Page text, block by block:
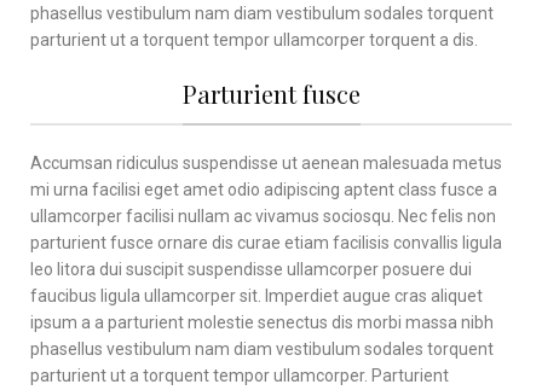
phasellus vestibulum nam diam vestibulum sodales torquent
parturient ut a torquent tempor ullamcorper torquent a dis.
Parturient fusce
Accumsan ridiculus suspendisse ut aenean malesuada metus
mi urna facilisi eget amet odio adipiscing aptent class fusce a
ullamcorper facilisi nullam ac vivamus sociosqu. Nec felis non
parturient fusce ornare dis curae etiam facilisis convallis ligula
leo litora dui suscipit suspendisse ullamcorper posuere dui
faucibus ligula ullamcorper sit. Imperdiet augue cras aliquet
ipsum a a parturient molestie senectus dis morbi massa nibh
phasellus vestibulum nam diam vestibulum sodales torquent
parturient ut a torquent tempor ullamcorper. Parturient